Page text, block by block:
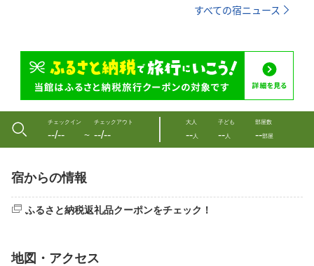
すべての宿ニュース
チェックイン
--/-- 〜
チェックアウト
--/--
大人
--人
子ども
--人
部屋数
--部屋
宿からの情報
ふるさと納税返礼品クーポンをチェック！
地図・アクセス